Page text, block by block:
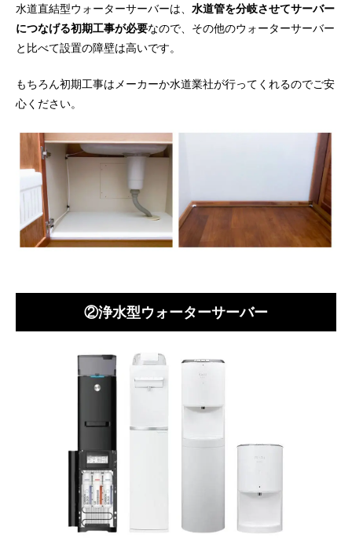
水道直結型ウォーターサーバーは、 水道管を分岐させてサーバー
につなげる初期工事が必要なので、その他のウォーターサーバー
と比べて設置の障壁は高いです。
もちろん初期工事はメーカーか水道業社が行ってくれるのでご安
心ください。
②浄水型ウォーターサーバー